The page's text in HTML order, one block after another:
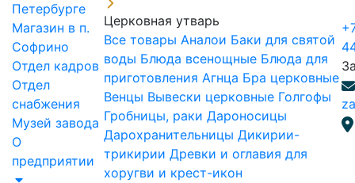
Петербурге
Магазин в п.
Софрино
Отдел кадров
Отдел
снабжения
Музей завода
О
предприятии
Церковная утварь
Все товары Аналои Баки для святой
воды Блюда всенощные Блюда для
приготовления Агнца Бра церковные
Венцы Вывески церковные Голгофы
Гробницы, раки Дароносицы
Дарохранительницы Дикирии-
трикирии Древки и оглавия для
хоругви и крест-икон